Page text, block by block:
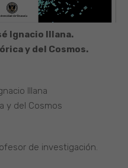
Ignacio Illana.
y del Cosmos.
Illana
y del Cosmos
de investigación.